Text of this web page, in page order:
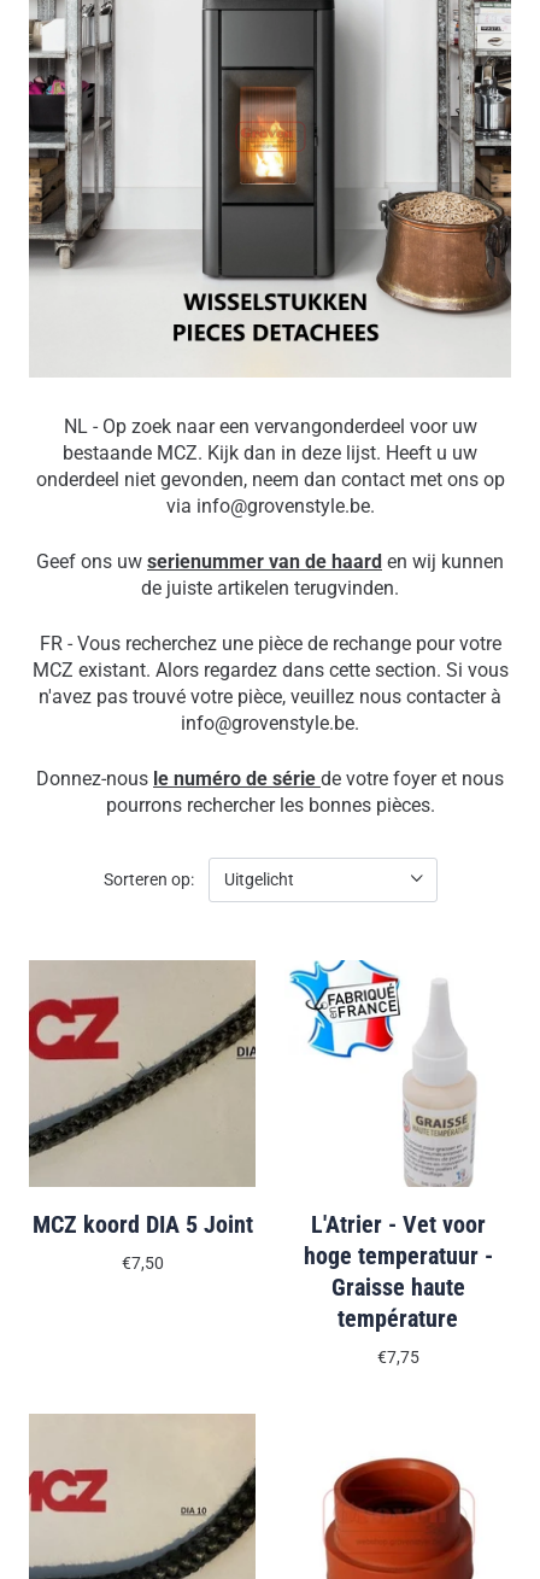
NL - Op zoek naar een vervangonderdeel voor uw
bestaande MCZ. Kijk dan in deze lijst. Heeft u uw
onderdeel niet gevonden, neem dan contact met ons op
via info@grovenstyle.be.
Geef ons uw serienummer van de haard en wij kunnen
de juiste artikelen terugvinden.
FR - Vous recherchez une pièce de rechange pour votre
MCZ existant. Alors regardez dans cette section. Si vous
n'avez pas trouvé votre pièce, veuillez nous contacter à
info@grovenstyle.be.
Donnez-nous le numéro de série de votre foyer et nous
pourrons rechercher les bonnes pièces.
Sorteren op:
MCZ koord DIA 5 Joint
€7,50
L'Atrier - Vet voor
hoge temperatuur -
Graisse haute
température
€7,75